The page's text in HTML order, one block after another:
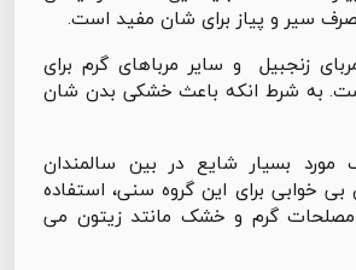
سیر و پیاز برای شان مفید است.
زنجبیل و سایر مرباهای گرم برای
به شرط انکه باعث خشکی بدن شان
بسیار شایع در بین سالمندان
خوابی برای این گروه سنی، استفاده
مصلحات گرم و خشک مانتد زیتون می